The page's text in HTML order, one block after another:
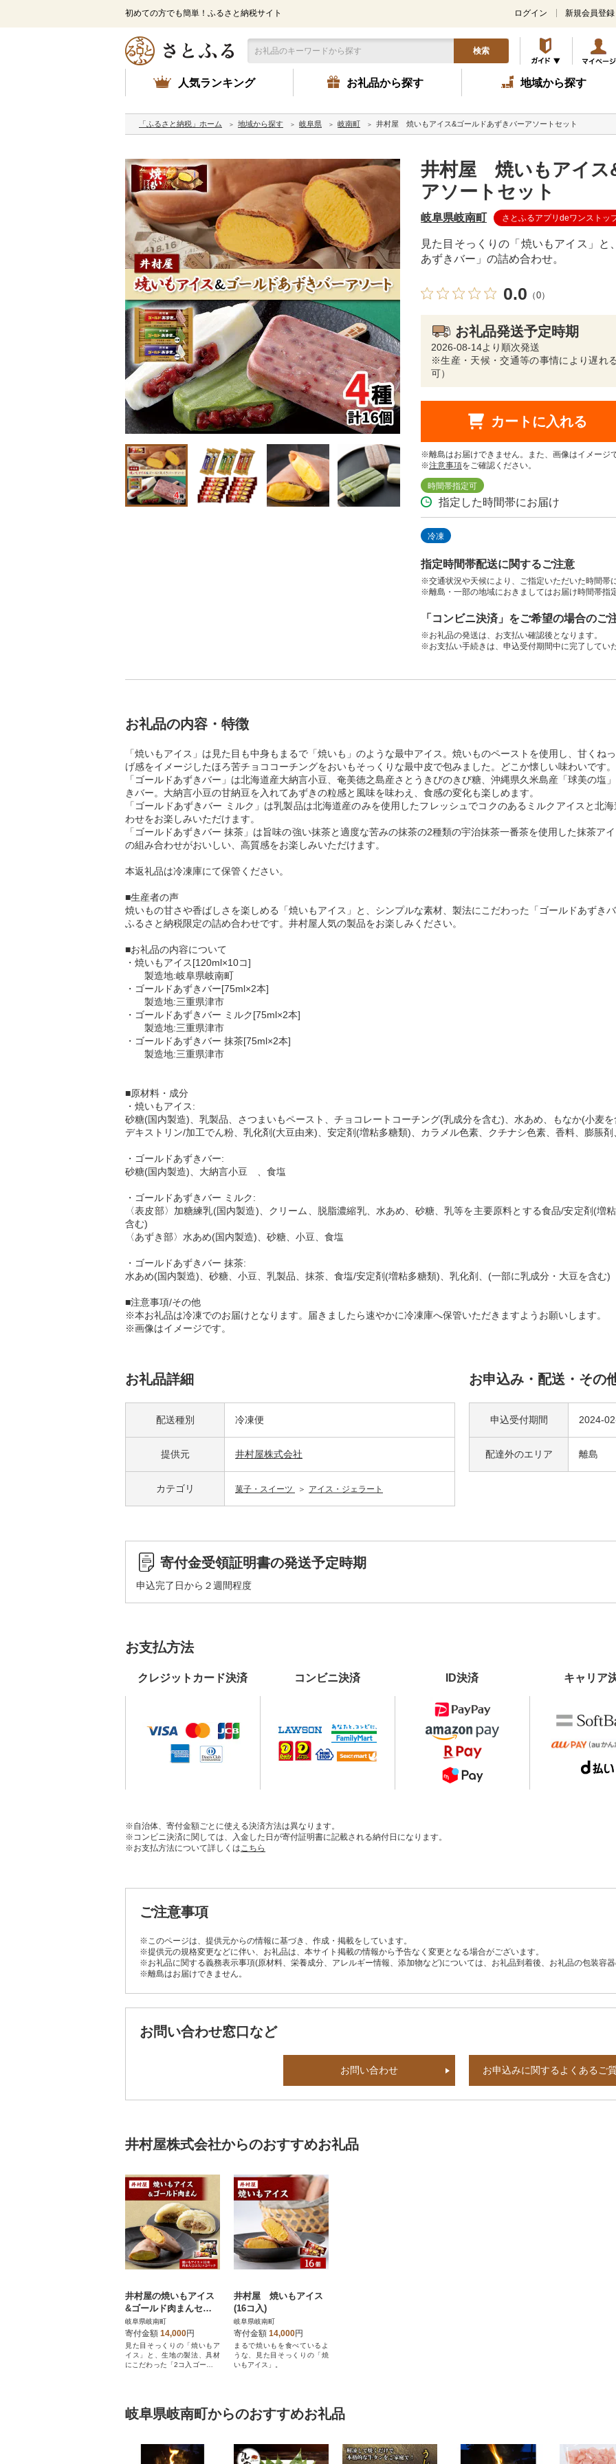
初めての方でも簡単！ふるさと納税サイト ログイン 新規会員登録
検索
人気ランキング お礼品から探す 地域から探す
「ふるさと納税」ホーム 地域から探す 岐阜県 岐南町 井村屋 焼いもアイス&ゴールドあずきバーアソートセット
井村屋 焼いもアイス
アソートセット
岐阜県岐南町 さとふるアプリdeワンストッ
見た目そっくりの「焼いもアイス」
あずきバー」の詰め合わせ。
0.0 （0）
お礼品発送予定時期
2026-08-14より順次発送
※生産・天候・交通等の事情により遅れ
可）
カートに入れる
※離島はお届けできません。また、画像はイメージ
※注意事項をご確認ください。
時間帯指定可
指定した時間帯にお届け
冷凍
指定時間帯配送に関するご注意
※交通状況や天候により、ご指定いただいた時間帯
※離島・一部の地域におきましてはお届け時間帯指
「コンビニ決済」をご希望の場合のご
※お礼品の発送は、お支払い確認後となります。
※お支払い手続きは、申込受付期間中に完了してい
お礼品の内容・特徴
「焼いもアイス」は見た目も中身もまるで「焼いも」のような最中アイス。焼いものペーストを使用し、甘くね
げ感をイメージしたほろ苦チョココーチングをおいもそっくりな最中皮で包みました。どこか懐しい味わいです。
「ゴールドあずきバー」は北海道産大納言小豆、奄美徳之島産さとうきびのきび糖、沖縄県久米島産「球美の塩
きバー。大納言小豆の甘納豆を入れてあずきの粒感と風味を味わえ、食感の変化も楽しめます。
「ゴールドあずきバー ミルク」は乳製品は北海道産のみを使用したフレッシュでコクのあるミルクアイスと北
わせをお楽しみいただけます。
「ゴールドあずきバー 抹茶」は旨味の強い抹茶と適度な苦みの抹茶の2種類の宇治抹茶一番茶を使用した抹茶ア
の組み合わせがおいしい、高質感をお楽しみいただけます。
本返礼品は冷凍庫にて保管ください。
■生産者の声
焼いもの甘さや香ばしさを楽しめる「焼いもアイス」と、シンプルな素材、製法にこだわった「ゴールドあずき
ふるさと納税限定の詰め合わせです。井村屋人気の製品をお楽しみください。
■お礼品の内容について
・焼いもアイス[120ml×10コ]
製造地:岐阜県岐南町
・ゴールドあずきバー[75ml×2本]
製造地:三重県津市
・ゴールドあずきバー ミルク[75ml×2本]
製造地:三重県津市
・ゴールドあずきバー 抹茶[75ml×2本]
製造地:三重県津市
■原材料・成分
・焼いもアイス:
砂糖(国内製造)、乳製品、さつまいもペースト、チョコレートコーチング(乳成分を含む)、水あめ、もなか(小麦
デキストリン/加工でん粉、乳化剤(大豆由来)、安定剤(増粘多糖類)、カラメル色素、クチナシ色素、香料、膨脹
・ゴールドあずきバー:
砂糖(国内製造)、大納言小豆 、食塩
・ゴールドあずきバー ミルク:
〈表皮部〉加糖練乳(国内製造)、クリーム、脱脂濃縮乳、水あめ、砂糖、乳等を主要原料とする食品/安定剤(増
含む)
〈あずき部〉水あめ(国内製造)、砂糖、小豆、食塩
・ゴールドあずきバー 抹茶:
水あめ(国内製造)、砂糖、小豆、乳製品、抹茶、食塩/安定剤(増粘多糖類)、乳化剤、(一部に乳成分・大豆を含む)
■注意事項/その他
※本お礼品は冷凍でのお届けとなります。届きましたら速やかに冷凍庫へ保管いただきますようお願いします。
※画像はイメージです。
お礼品詳細
配送種別 冷凍便
提供元 井村屋株式会社
カテゴリ 菓子・スイーツ アイス・ジェラート
お申込み・配送・その
申込受付期間 2024-
配達外のエリア 離島
寄付金受領証明書の発送予定時期
申込完了日から２週間程度
お支払方法
クレジットカード決済 コンビニ決済 ID決済 キャリア
※自治体、寄付金額ごとに使える決済方法は異なります。
※コンビニ決済に関しては、入金した日が寄付証明書に記載される納付日になります。
※お支払方法について詳しくはこちら
ご注意事項
※このページは、提供元からの情報に基づき、作成・掲載をしています。
※提供元の規格変更などに伴い、お礼品は、本サイト掲載の情報から予告なく変更となる場合がございます。
※お礼品に関する義務表示事項(原材料、栄養成分、アレルギー情報、添加物など)については、お礼品到着後、お礼品の包装容
※離島はお届けできません。
お問い合わせ窓口など
お問い合わせ お申込みに関するよくあるご
井村屋株式会社からのおすすめお礼品
井村屋の焼いもアイス
&ゴールド肉まんセッ
ト
岐阜県岐南町
寄付金額 14,000円
見た目そっくりの「焼いもア
イス」と、生地の製法、具材
にこだわった「2コ入ゴールド
井村屋 焼いもアイス
(16コ入)
岐阜県岐南町
寄付金額 14,000円
まるで焼いもを食べているよ
うな、見た目そっくりの「焼
いもアイス」。
岐阜県岐南町からのおすすめお礼品